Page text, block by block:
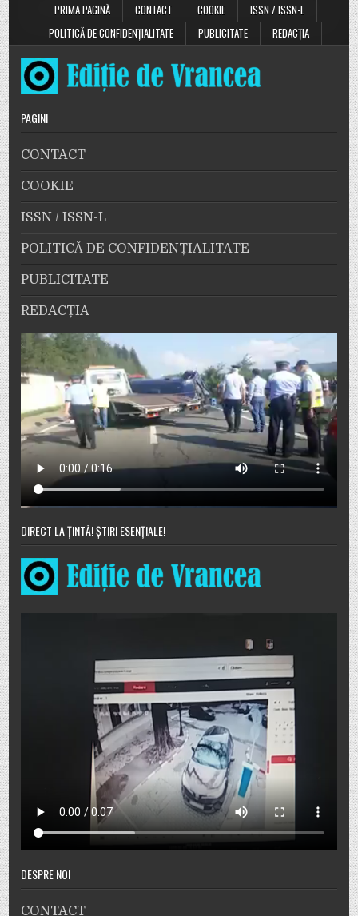
PRIMA PAGINĂ
CONTACT COOKIE
ISSN / ISSN-L
POLITICĂ DE CONFIDENȚIALITATE
PUBLICITATE REDACȚIA
PAGINI
CONTACT
COOKIE
ISSN / ISSN-L
POLITICĂ DE CONFIDENȚIALITATE
PUBLICITATE
REDACȚIA
DIRECT LA ȚINTĂ! ȘTIRI ESENȚIALE!
DESPRE NOI
CONTACT